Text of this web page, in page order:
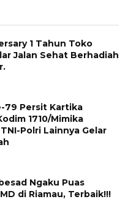
1 Tahun Toko
Jalan Sehat Berhadiah
79 Persit Kartika
1710/Mimika
Polri Lainnya Gelar
Ngaku Puas
di Riamau, Terbaik!!!